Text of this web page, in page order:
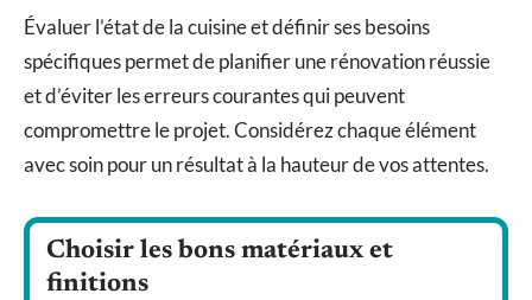
Évaluer l’état de la cuisine et définir ses besoins
spécifiques permet de planifier une rénovation réussie
et d’éviter les erreurs courantes qui peuvent
compromettre le projet. Considérez chaque élément
avec soin pour un résultat à la hauteur de vos attentes.
Choisir les bons matériaux et
finitions